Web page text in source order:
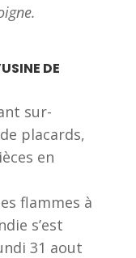
DE
sur-
placards,
en
flammes à
s’est
31 aout